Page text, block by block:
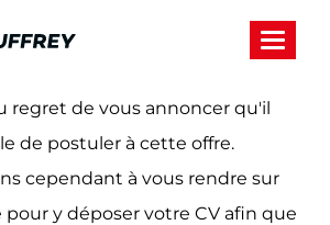
regret de vous annoncer qu'il
de postuler à cette offre.
cependant à vous rendre sur
y déposer votre CV afin que